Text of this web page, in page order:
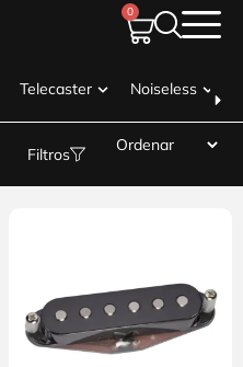
0
Telecaster Noiseless
Filtros